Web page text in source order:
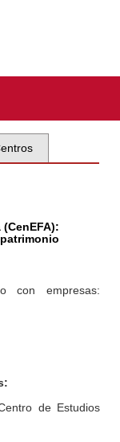
con empresas:
de Estudios